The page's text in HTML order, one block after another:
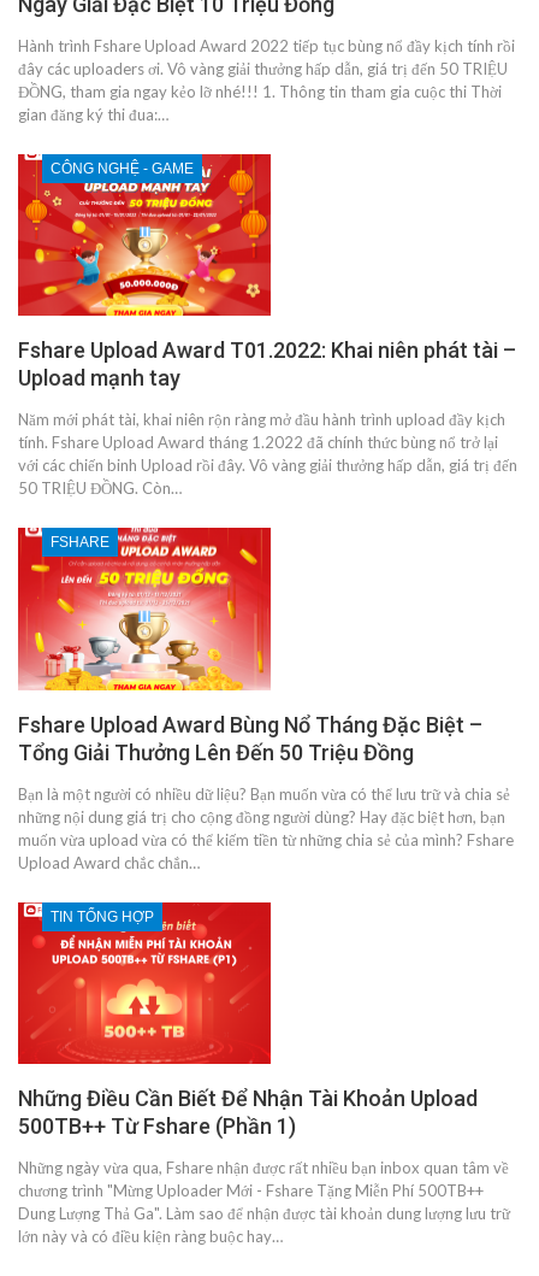
Hành trình Fshare Upload Award 2022 tiếp tục bùng nổ đầy kịch tính rồi
đây các uploaders ơi. Vô vàng giải thưởng hấp dẫn, giá trị đến 50 TRIỆU
ĐỒNG, tham gia ngay kẻo lỡ nhé!!! 1. Thông tin tham gia cuộc thi Thời
gian đăng ký thi đua:…
CÔNG NGHỆ - GAME
Fshare Upload Award T01.2022: Khai niên phát tài –
Upload mạnh tay
Năm mới phát tài, khai niên rộn ràng mở đầu hành trình upload đầy kịch
tính. Fshare Upload Award tháng 1.2022 đã chính thức bùng nổ trở lại
với các chiến binh Upload rồi đây. Vô vàng giải thưởng hấp dẫn, giá trị đến
50 TRIỆU ĐỒNG. Còn…
FSHARE
Fshare Upload Award Bùng Nổ Tháng Đặc Biệt –
Tổng Giải Thưởng Lên Đến 50 Triệu Đồng
Bạn là một người có nhiều dữ liệu? Bạn muốn vừa có thể lưu trữ và chia sẻ
những nội dung giá trị cho cộng đồng người dùng? Hay đặc biệt hơn, bạn
muốn vừa upload vừa có thể kiếm tiền từ những chia sẻ của mình? Fshare
Upload Award chắc chắn…
TIN TỔNG HỢP
Những Điều Cần Biết Để Nhận Tài Khoản Upload
500TB++ Từ Fshare (Phần 1)
Những ngày vừa qua, Fshare nhận được rất nhiều bạn inbox quan tâm về
chương trình "Mừng Uploader Mới - Fshare Tặng Miễn Phí 500TB++
Dung Lượng Thả Ga". Làm sao để nhận được tài khoản dung lượng lưu trữ
lớn này và có điều kiện ràng buộc hay…